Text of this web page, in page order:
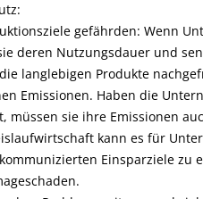
gefährden: Wenn
deren Nutzungsdauer und
langlebigen Produkte
Emissionen. Haben die
müssen sie ihre Emissionen
kann es für
Einsparziele zu